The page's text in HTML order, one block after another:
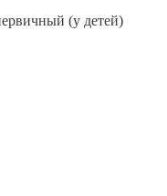
(у детей)